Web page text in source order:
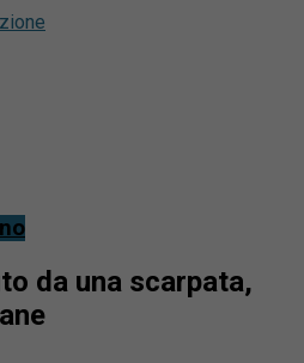
da una scarpata,